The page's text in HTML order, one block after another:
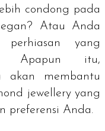
condong pada
Atau Anda
perhiasan yang
Apapun itu,
akan membantu
jewelleryyang
preferensi Anda.